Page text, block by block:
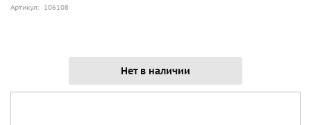
Артикул: 106108
Нет в наличии